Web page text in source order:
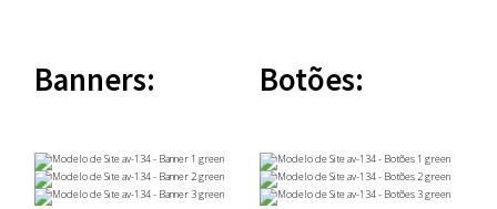
Banners: Botões: